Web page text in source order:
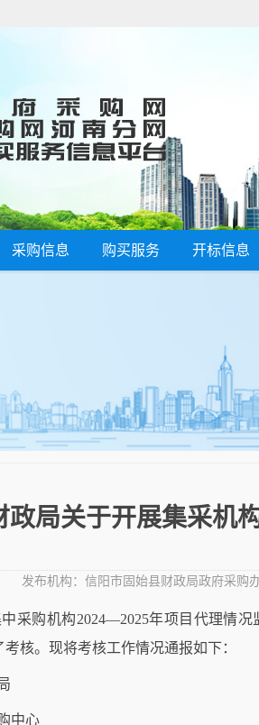
采购信息 购买服务 开标信息
政局关于开展集采机
发布机构： 信阳市固始县财政局政府采购
采购机构2024—2025年项目代理情况
核。现将考核工作情况通报如下：
中心